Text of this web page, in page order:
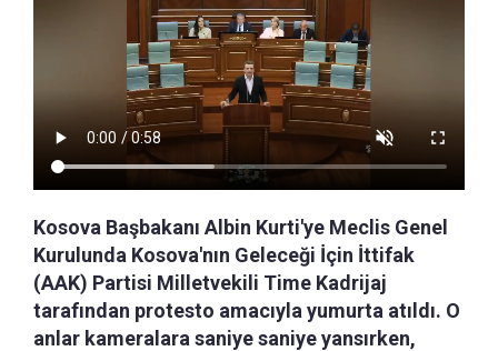
Kosova Başbakanı Albin Kurti'ye Meclis Genel
Kurulunda Kosova'nın Geleceği İçin İttifak
(AAK) Partisi Milletvekili Time Kadrijaj
tarafından protesto amacıyla yumurta atıldı. O
anlar kameralara saniye saniye yansırken,